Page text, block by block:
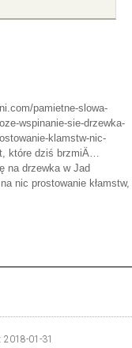
pamietne-slowa-
wspinanie-sie-drzewka-
klamstw-nic-
które dziś brzmiÄ…
na drzewka w Jad
nic prostowanie kłamstw,
2018-01-31